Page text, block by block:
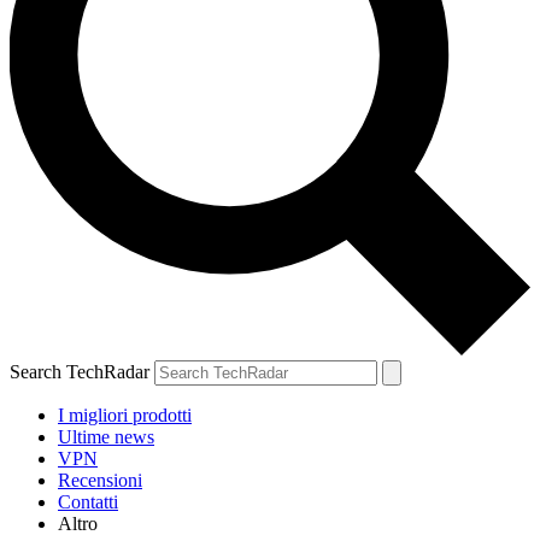
Search TechRadar
I migliori prodotti
Ultime news
VPN
Recensioni
Contatti
Altro